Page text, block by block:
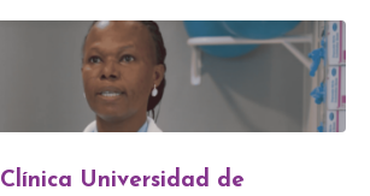
Clínica Universidad de